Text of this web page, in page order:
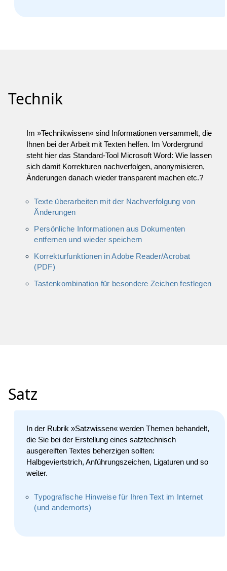
Technik­
Im »Technikwissen« sind Informationen versammelt, die
Ihnen bei der Arbeit mit Texten helfen. Im Vordergrund
steht hier das Standard-Tool Microsoft Word: Wie lassen
sich damit Korrekturen nachverfolgen, anonymisieren,
Änderungen danach wieder transparent machen etc.?
Texte überarbeiten mit der Nachverfolgung von
Änderungen
Persönliche Informationen aus Dokumenten
entfernen und wieder speichern
Korrekturfunktionen in Adobe Reader/Acrobat
(PDF)
Tastenkombination für besondere Zeichen festlegen
Satz­
In der Rubrik »Satzwissen« werden Themen behandelt,
die Sie bei der Erstellung eines satztechnisch
ausgereiften Textes beherzigen sollten:
Halbgeviertstrich, Anführungszeichen, Ligaturen und so
weiter.
Typografische Hinweise für Ihren Text im Internet
(und andernorts)